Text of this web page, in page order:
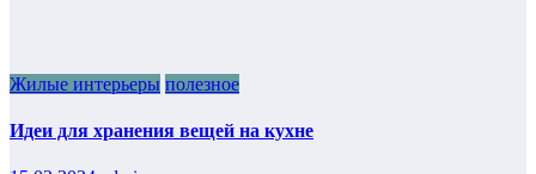
Жилые интерьеры полезное
Идеи для хранения вещей на кухне